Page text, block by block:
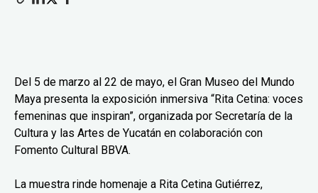
Del 5 de marzo al 22 de mayo, el Gran Museo del Mundo
Maya presenta la exposición inmersiva “Rita Cetina: voces
femeninas que inspiran”, organizada por Secretaría de la
Cultura y las Artes de Yucatán en colaboración con
Fomento Cultural BBVA.
La muestra rinde homenaje a Rita Cetina Gutiérrez,